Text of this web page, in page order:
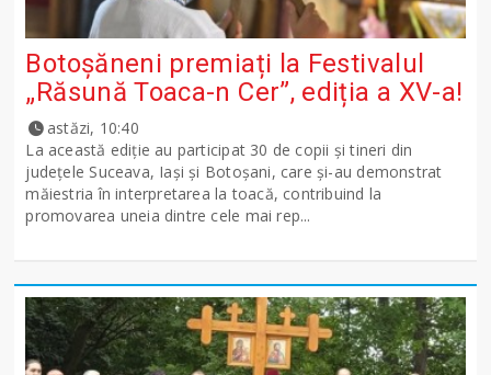
Botoșăneni premiați la Festivalul
„Răsună Toaca-n Cer”, ediția a XV-a!
astăzi, 10:40
La această ediție au participat 30 de copii și tineri din
județele Suceava, Iași și Botoșani, care și-au demonstrat
măiestria în interpretarea la toacă, contribuind la
promovarea uneia dintre cele mai rep...